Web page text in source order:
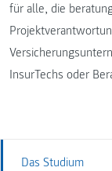
Das Studium
für alle, die
InsurTechs oder